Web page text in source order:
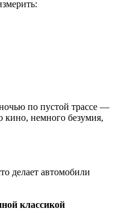
по пустой трассе —
кино, немного безумия,
делает автомобили
классикой